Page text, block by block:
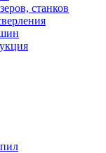
станков